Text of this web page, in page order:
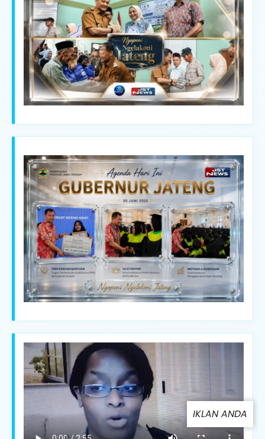
IKLAN ANDA